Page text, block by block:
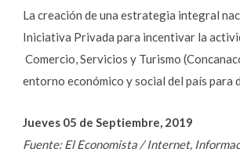
La creación de una estrategia integral
Iniciativa Privada para incentivar la
Comercio, Servicios y Turismo
entorno económico y social del país
Jueves 05 de Septiembre, 2019
Fuente: El Economista / Internet,